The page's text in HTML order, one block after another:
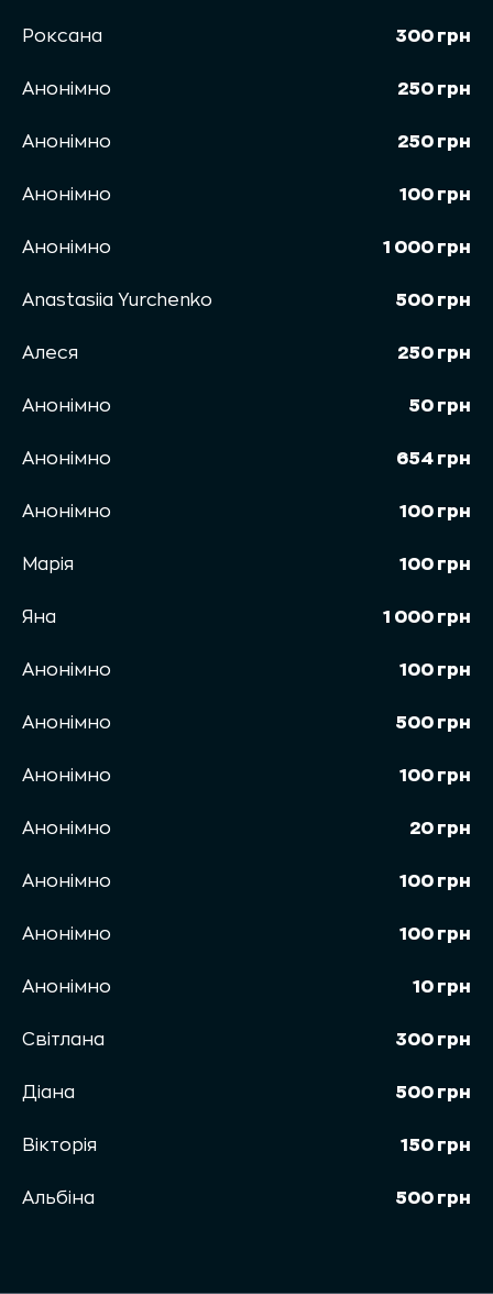
Роксана 300 грн
Анонімно 250 грн
Анонімно 250 грн
Анонімно 100 грн
Анонімно 1 000 грн
Anastasiia Yurchenko 500 грн
Алеся 250 грн
Анонімно 50 грн
Aнонiмно 654 грн
Анонімно 100 грн
Марія 100 грн
Яна 1 000 грн
Анонімно 100 грн
Анонімно 500 грн
Анонімно 100 грн
Анонімно 20 грн
Анонімно 100 грн
Анонімно 100 грн
Анонімно 10 грн
Світлана 300 грн
Діана 500 грн
Вікторія 150 грн
Альбіна 500 грн